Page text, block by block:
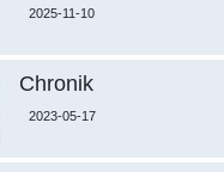
2025-11-10
Chronik
2023-05-17